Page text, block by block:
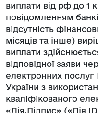
виплати від рф до 1
повідомленням
відсутність
місяців та інше)
виплати
відповідної заяви
електронних
України з
кваліфікованого
«Дія.Підпис» («Дія